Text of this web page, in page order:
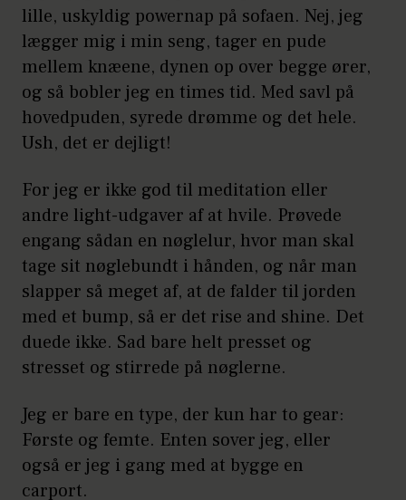
lille, uskyldig powernap på sofaen. Nej, jeg
lægger mig i min seng, tager en pude
mellem knæene, dynen op over begge ører,
og så bobler jeg en times tid. Med savl på
hovedpuden, syrede drømme og det hele.
Ush, det er dejligt!
For jeg er ikke god til meditation eller
andre light-udgaver af at hvile. Prøvede
engang sådan en nøglelur, hvor man skal
tage sit nøglebundt i hånden, og når man
slapper så meget af, at de falder til jorden
med et bump, så er det rise and shine. Det
duede ikke. Sad bare helt presset og
stresset og stirrede på nøglerne.
Jeg er bare en type, der kun har to gear:
Første og femte. Enten sover jeg, eller
også er jeg i gang med at bygge en
carport.